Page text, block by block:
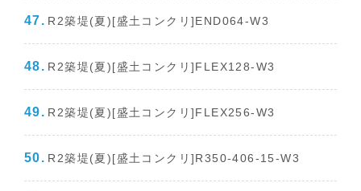
R2築堤(夏)[盛土コンクリ]END064-W3
R2築堤(夏)[盛土コンクリ]FLEX128-W3
R2築堤(夏)[盛土コンクリ]FLEX256-W3
R2築堤(夏)[盛土コンクリ]R350-406-15-W3